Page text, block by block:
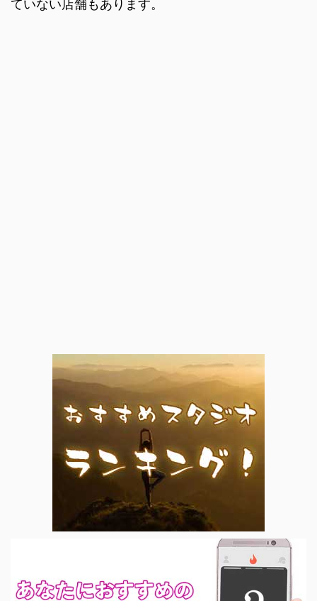
ていない店舗もあります。